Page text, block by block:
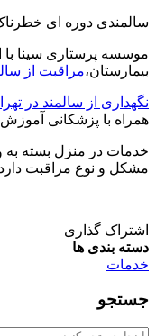
سالمندی دوره ای
موسسه پرستاری سینا با
بیمارستان،مراقبت از
نگهداری از سالمند در
همراه با پزشکانی
خدمات در منزل بسته
مشکل و نوع مراقبت
اشتراک گذاری
دسته بندی ها
خدمات
جستجو